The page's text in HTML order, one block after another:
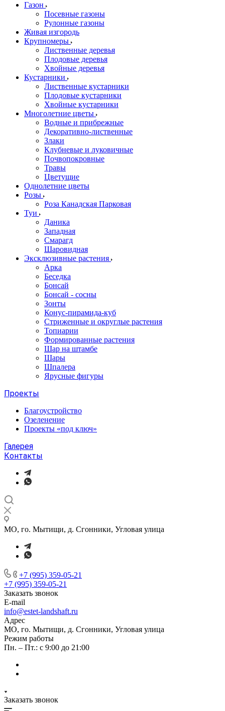
Газон
Посевные газоны
Рулонные газоны
Живая изгородь
Крупномеры
Лиственные деревья
Плодовые деревья
Хвойные деревья
Кустарники
Лиственные кустарники
Плодовые кустарники
Хвойные кустарники
Многолетние цветы
Водные и прибрежные
Декоративно-лиственные
Злаки
Клубневые и луковичные
Почвопокровные
Травы
Цветущие
Однолетние цветы
Розы
Роза Канадская Парковая
Туи
Даника
Западная
Смарагд
Шаровидная
Эксклюзивные растения
Арка
Беседка
Бонсай
Бонсай - сосны
Зонты
Конус-пирамида-куб
Стриженные и округлые растения
Топиарии
Формированные растения
Шар на штамбе
Шары
Шпалера
Ярусные фигуры
Проекты
Благоустройство
Озеленение
Проекты «под ключ»
Галерея
Контакты
МО, го. Мытищи, д. Сгонники, Угловая улица
+7 (995) 359-05-21
+7 (995) 359-05-21
Заказать звонок
E-mail
info@estet-landshaft.ru
Адрес
МО, го. Мытищи, д. Сгонники, Угловая улица
Режим работы
Пн. – Пт.: с 9:00 до 21:00
Заказать звонок